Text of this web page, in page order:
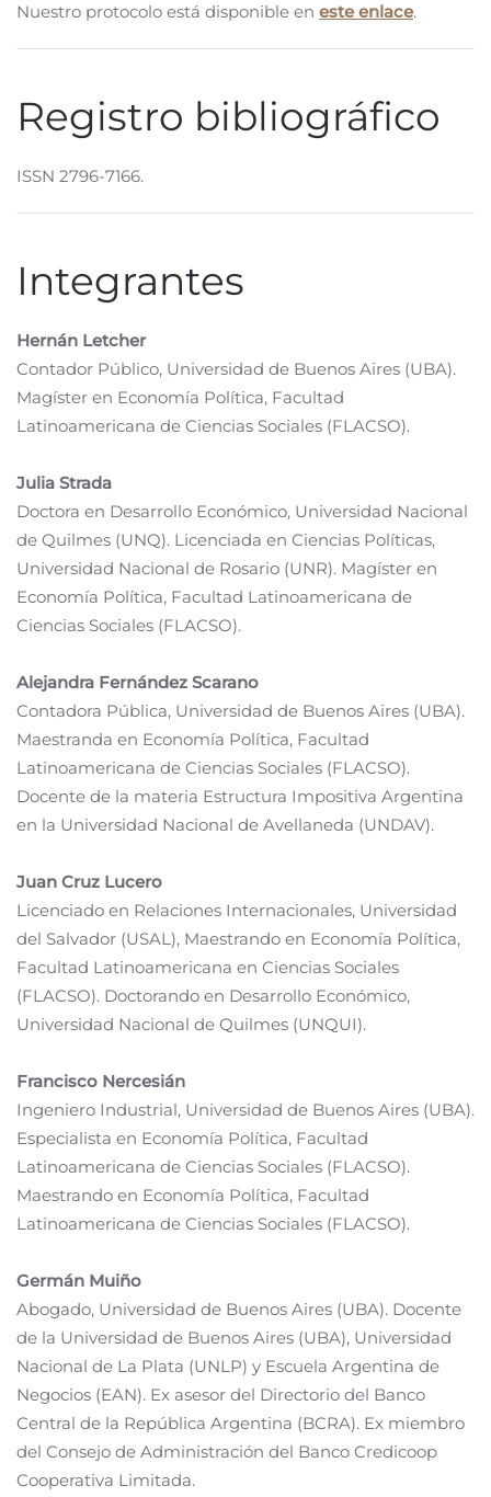
Nuestro protocolo está disponible en este enlace.
Registro bibliográfico
ISSN 2796-7166.
Integrantes
Hernán Letcher
Contador Público, Universidad de Buenos Aires (UBA).
Magíster en Economía Política, Facultad
Latinoamericana de Ciencias Sociales (FLACSO).
Julia Strada
Doctora en Desarrollo Económico, Universidad Nacional
de Quilmes (UNQ). Licenciada en Ciencias Políticas,
Universidad Nacional de Rosario (UNR). Magíster en
Economía Política, Facultad Latinoamericana de
Ciencias Sociales (FLACSO).
Alejandra Fernández Scarano
Contadora Pública, Universidad de Buenos Aires (UBA).
Maestranda en Economía Política, Facultad
Latinoamericana de Ciencias Sociales (FLACSO).
Docente de la materia Estructura Impositiva Argentina
en la Universidad Nacional de Avellaneda (UNDAV).
Juan Cruz Lucero
Licenciado en Relaciones Internacionales, Universidad
del Salvador (USAL), Maestrando en Economía Política,
Facultad Latinoamericana en Ciencias Sociales
(FLACSO). Doctorando en Desarrollo Económico,
Universidad Nacional de Quilmes (UNQUI).
Francisco Nercesián
Ingeniero Industrial, Universidad de Buenos Aires (UBA).
Especialista en Economía Política, Facultad
Latinoamericana de Ciencias Sociales (FLACSO).
Maestrando en Economía Política, Facultad
Latinoamericana de Ciencias Sociales (FLACSO).
Germán Muiño
Abogado, Universidad de Buenos Aires (UBA). Docente
de la Universidad de Buenos Aires (UBA), Universidad
Nacional de La Plata (UNLP) y Escuela Argentina de
Negocios (EAN). Ex asesor del Directorio del Banco
Central de la República Argentina (BCRA). Ex miembro
del Consejo de Administración del Banco Credicoop
Cooperativa Limitada.